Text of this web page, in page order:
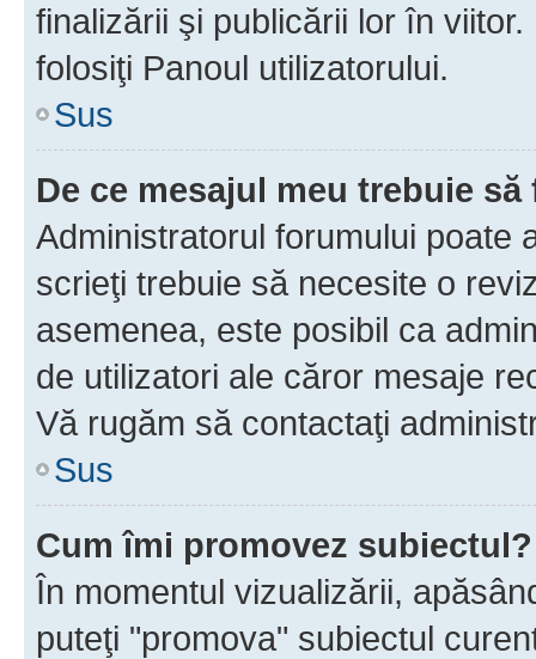
finalizării şi publicării lor în
folosiţi Panoul utilizatorului.
Sus
De ce mesajul meu trebuie
Administratorul forumului poate
scrieţi trebuie să necesite o
asemenea, este posibil ca
de utilizatori ale căror mesaje
Vă rugăm să contactaţi
Sus
Cum îmi promovez subiectul?
În momentul vizualizării,
puteţi "promova" subiectul